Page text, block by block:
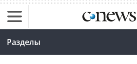
Разделы